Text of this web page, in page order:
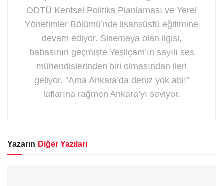
ODTÜ Kentsel Politika Planlaması ve Yerel
Yönetimler Bölümü’nde lisansüstü eğitimine
devam ediyor. Sinemaya olan ilgisi,
babasının geçmişte Yeşilçam’ın sayılı ses
mühendislerinden biri olmasından ileri
geliyor. “Ama Ankara’da deniz yok abi!”
laflarına rağmen Ankara’yı seviyor.
Yazarın Diğer Yazıları